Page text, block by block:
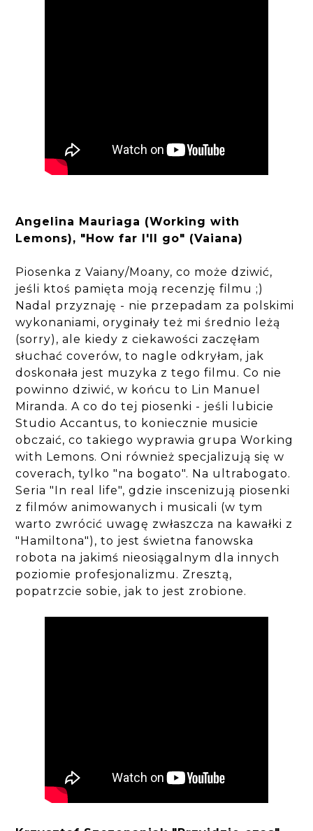
Angelina Mauriaga (Working with
Lemons), "How far I'll go" (Vaiana)
Piosenka z Vaiany/Moany, co może dziwić,
jeśli ktoś pamięta moją recenzję filmu ;)
Nadal przyznaję - nie przepadam za polskimi
wykonaniami, oryginały też mi średnio leżą
(sorry), ale kiedy z ciekawości zaczęłam
słuchać coverów, to nagle odkryłam, jak
doskonała jest muzyka z tego filmu. Co nie
powinno dziwić, w końcu to Lin Manuel
Miranda. A co do tej piosenki - jeśli lubicie
Studio Accantus, to koniecznie musicie
obczaić, co takiego wyprawia grupa Working
with Lemons. Oni również specjalizują się w
coverach, tylko "na bogato". Na ultrabogato.
Seria "In real life", gdzie inscenizują piosenki
z filmów animowanych i musicali (w tym
warto zwrócić uwagę zwłaszcza na kawałki z
"Hamiltona"), to jest świetna fanowska
robota na jakimś nieosiągalnym dla innych
poziomie profesjonalizmu. Zresztą,
popatrzcie sobie, jak to jest zrobione.